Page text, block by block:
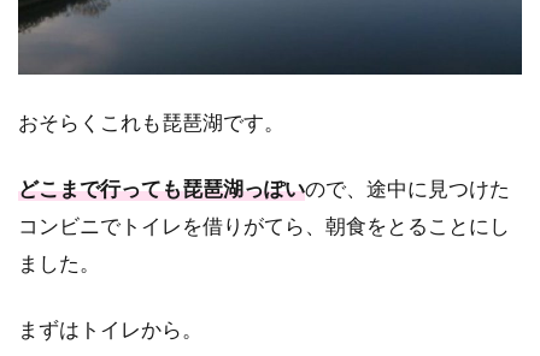
おそらくこれも琵琶湖です。
どこまで行っても琵琶湖っぽいので、途中に見つけた
コンビニでトイレを借りがてら、朝食をとることにし
ました。
まずはトイレから。